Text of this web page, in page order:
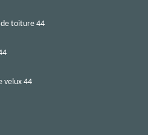
de toiture 44
velux 44